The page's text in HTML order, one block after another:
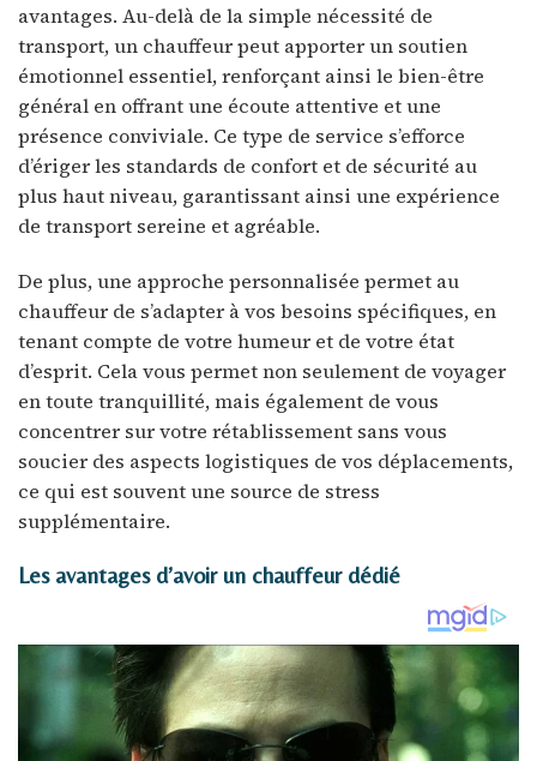
avantages. Au-delà de la simple nécessité de
transport, un chauffeur peut apporter un soutien
émotionnel essentiel, renforçant ainsi le bien-être
général en offrant une écoute attentive et une
présence conviviale. Ce type de service s’efforce
d’ériger les standards de confort et de sécurité au
plus haut niveau, garantissant ainsi une expérience
de transport sereine et agréable.
De plus, une approche personnalisée permet au
chauffeur de s’adapter à vos besoins spécifiques, en
tenant compte de votre humeur et de votre état
d’esprit. Cela vous permet non seulement de voyager
en toute tranquillité, mais également de vous
concentrer sur votre rétablissement sans vous
soucier des aspects logistiques de vos déplacements,
ce qui est souvent une source de stress
supplémentaire.
Les avantages d’avoir un chauffeur dédié